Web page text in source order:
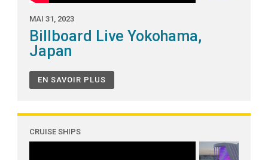
MAI 31, 2023
Billboard Live Yokohama,
Japan
EN SAVOIR PLUS
CRUISE SHIPS